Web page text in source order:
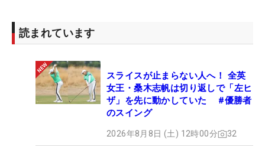
感想が述べられた。これに勝も「うれしい…。あり
イベント序盤は、緊張からか質問をするジュニアは
少なかった。しかし、最後には勢いよく手を上げ
て、積極的に楽しそうに聞く姿があった。同イベン
トを主催した株式会社JOMSの代表取締役社長・⽯
読まれています
スライスが止まらない人へ！ 全英
女王・桑木志帆は切り返しで「左ヒ
ザ」を先に動かしていた #優勝者
のスイング
2026年8月8日 (土) 12時00分 32